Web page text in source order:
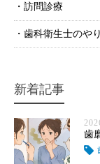
訪問診療
歯科衛生士のや
新着記事
歯